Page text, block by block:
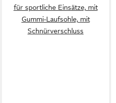
für sportliche Einsätze, mit
Gummi-Laufsohle, mit
Schnürverschluss